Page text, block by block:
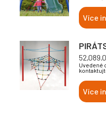
Více
Uvedené
Více